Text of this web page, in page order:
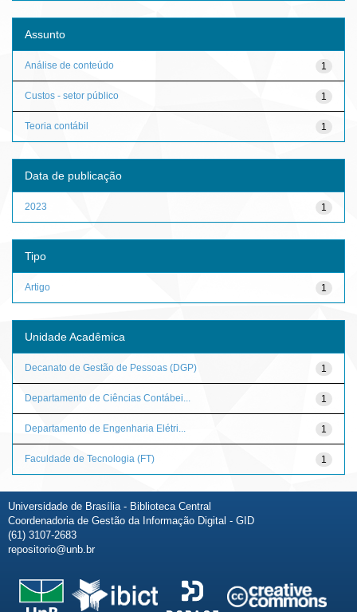
Assunto
1
Análise de conteúdo
1
Custos - setor público
1
Teoria contábil
Data de publicação
1
2023
Tipo
1
Artigo
Unidade Acadêmica
1
Decanato de Gestão de Pessoas (DGP)
1
Departamento de Ciências Contábei...
1
Departamento de Engenharia Elétri...
1
Faculdade de Tecnologia (FT)
Universidade de Brasília - Biblioteca Central
Coordenadoria de Gestão da Informação Digital - GID
(61) 3107-2683
repositorio@unb.br